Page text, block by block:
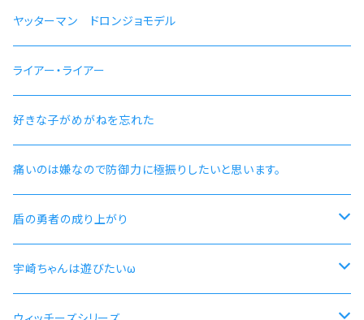
ヤッターマン ドロンジョモデル
ライアー・ライアー
好きな子がめがねを忘れた
痛いのは嫌なので防御力に極振りしたいと思います。
盾の勇者の成り上がり
尚文
ラフタリア
宇崎ちゃんは遊びたいω
宇崎ちゃんモデル